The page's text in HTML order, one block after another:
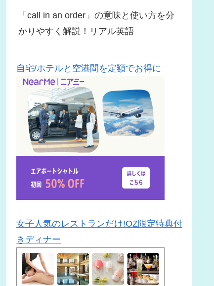
「call in an order」の意味と使い方を分
かりやすく解説！リアル英語
自宅/ホテルと空港間を定額でお得に
女子人気のレストランだけ!OZ限定特典付
きディナー